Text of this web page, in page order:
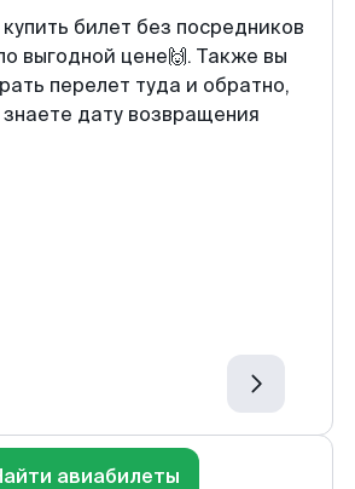
билет без посредников
выгодной цене🙌. Также вы
перелет туда и обратно,
дату возвращения
авиабилеты